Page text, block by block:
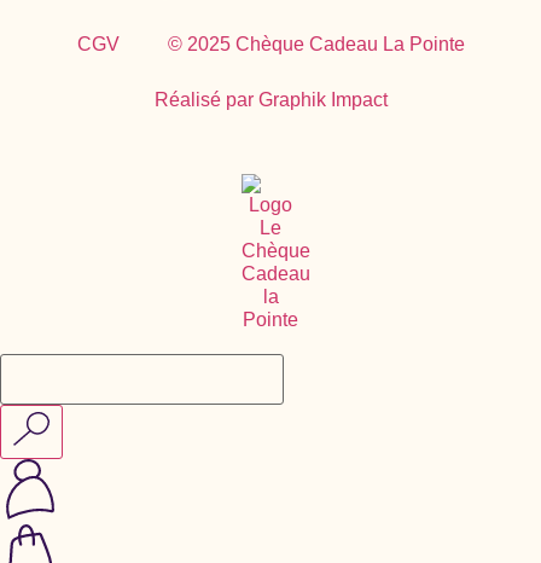
CGV © 2025 Chèque Cadeau La Pointe
Réalisé par Graphik Impact